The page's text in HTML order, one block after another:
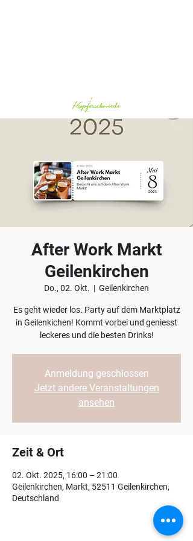
After Work Markt
Geilenkirchen
Do., 02. Okt.
  |
Geilenkirchen
Es geht wieder los. Party auf dem Marktplatz
in Geilenkichen! Kommt vorbei und geniesst
leckeres und die besten Drinks!
Anmeldung geschlossen
Jetzt andere Veranstaltungen
ansehen
Zeit & Ort
02. Okt. 2025, 16:00 – 21:00
Geilenkirchen, Markt, 52511 Geilenkirchen,
Deutschland